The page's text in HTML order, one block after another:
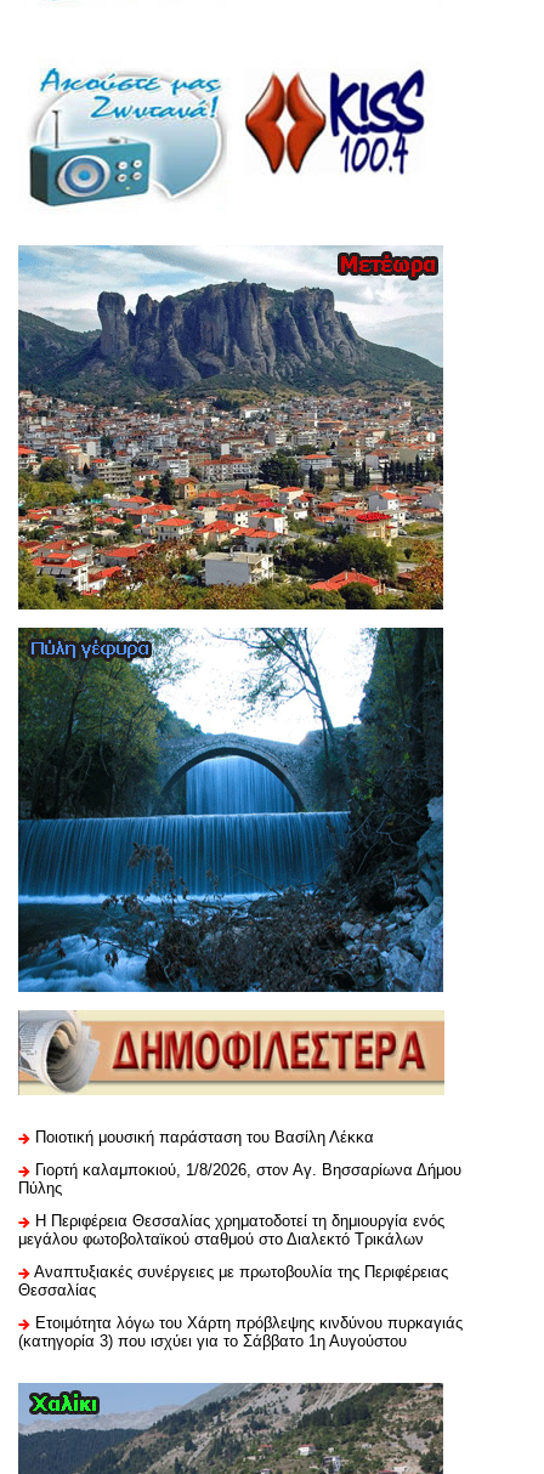
Ποιοτική μουσική παράσταση του Βασίλη Λέκκα
Γιορτή καλαμποκιού, 1/8/2026, στον Αγ. Βησσαρίωνα Δήμου
Πύλης
H Περιφέρεια Θεσσαλίας χρηματοδοτεί τη δημιουργία ενός
μεγάλου φωτοβολταϊκού σταθμού στο Διαλεκτό Τρικάλων
Αναπτυξιακές συνέργειες με πρωτοβουλία της Περιφέρειας
Θεσσαλίας
Ετοιμότητα λόγω του Χάρτη πρόβλεψης κινδύνου πυρκαγιάς
(κατηγορία 3) που ισχύει για το Σάββατο 1η Αυγούστου